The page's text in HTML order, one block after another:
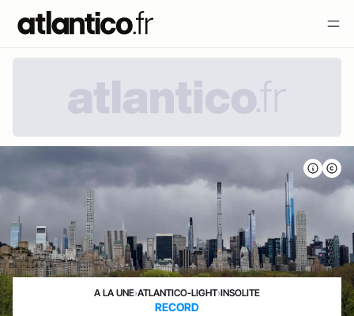
A LA UNE›ATLANTICO-LIGHT›INSOLITE
RECORD